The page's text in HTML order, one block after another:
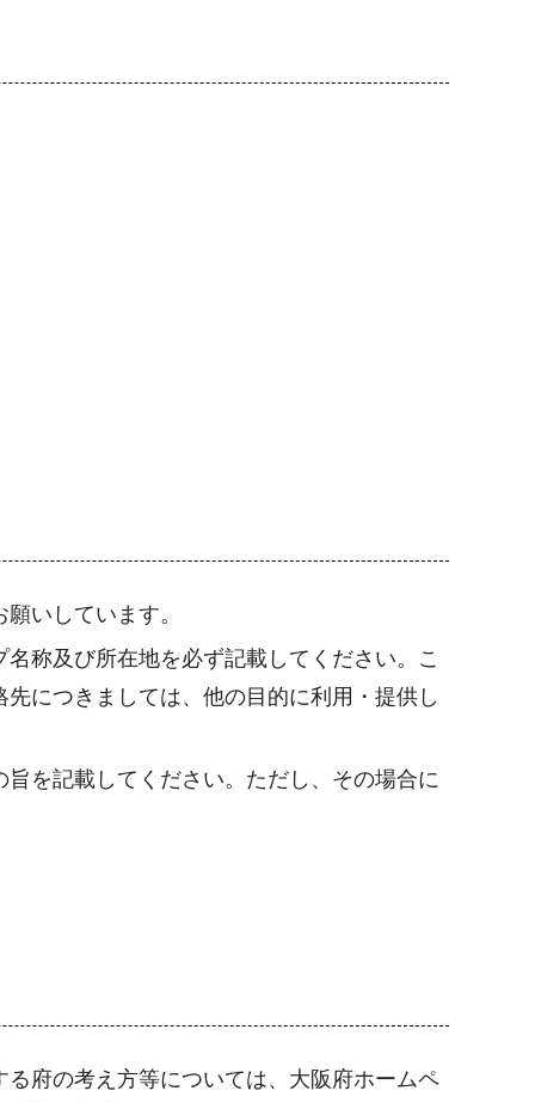
いしています。
称及び所在地を必ず記載してください。こ
につきましては、他の目的に利用・提供し
を記載してください。ただし、その場合に
府の考え方等については、大阪府ホームペ